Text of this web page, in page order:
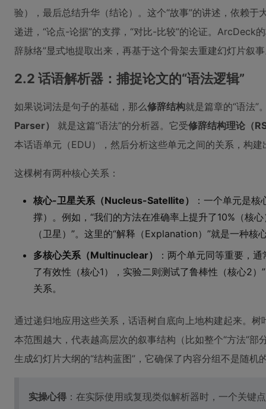
验），最后总结升华（结论）。这个“故事”的讲述，依赖于
递进，“论点-论据”的支撑，“对比-比较”的论证。ArcDeck
辞脉络”显式地提取出来，再基于这个骨架去重建幻灯片叙
2.2 话语解析器：捕捉论文的“语法逻辑”
如果说词法是句子的基础，那么修辞结构就是篇章的“语法”
Parser）
就是这篇“语法”的分析器。它受修辞结构理论（
本话语单元（EDU），然后分析这些单元之间的关系，构建
这棵树有两种核心关系：
核心-卫星关系（Nucleus-Satellite）
：一个单元是
撑）。例如，“我们的方法在准确率上提升了10%（核
（卫星）”。这里的“解释（Explanation）”就是一种核
多核心关系（Multinuclear）
：两个单元同等重要，
了有效性（核心1），实验二则测试了鲁棒性（核心2
关系。
通过递归地应用这些关系，话语树自底向上地构建起来。
本范围越大，代表越高层次的叙事结构（比如整个“方法”
生成幻灯片大纲的“结构蓝图”，它确保了内容分组不是随机
实操心得 ：在实际使用或复现类似解析器时，一个关键